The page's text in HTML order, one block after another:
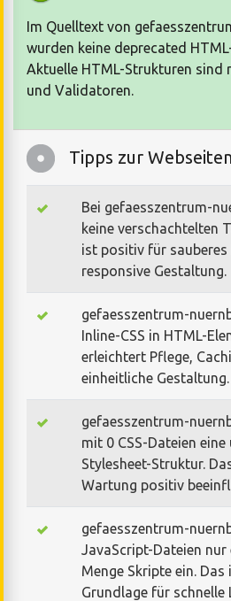
Im Quelltext von
wurden keine deprecated
Aktuelle HTML-Strukturen sind
und Validatoren.
Tipps zur
Bei gefaesszentrum-
keine verschachtelten
ist positiv für sauberes
responsive Gestaltung.
gefaesszentrum-
Inline-CSS in HTML-
erleichtert Pflege,
einheitliche Gestaltung.
gefaesszentrum-
mit 0 CSS-Dateien
Stylesheet-Struktur.
Wartung positiv
gefaesszentrum-
JavaScript-Dateien nur
Menge Skripte ein. Das
Grundlage für schnelle